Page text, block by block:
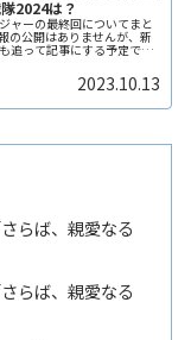
2024は？
ャーの最終回についてまと
の公開はありませんが、新
追って記事にする予定で
ジャーのおReadMore...
2023.10.13
らば、親愛なる
らば、親愛なる